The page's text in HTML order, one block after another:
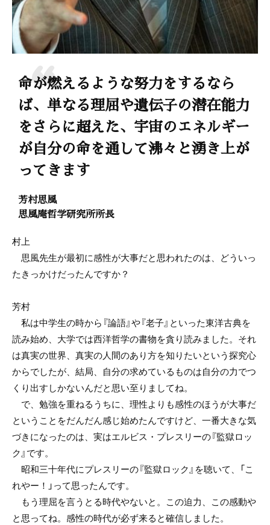
命が燃えるような努力をするなら
ば、単なる理屈や遺伝子の潜在能力
をさらに超えた、宇宙のエネルギー
が自分の命を通して沸々と湧き上が
ってきます
芳村思風
思風庵哲学研究所所長
村上
思風先生が最初に感性が大事だと思われたのは、どういっ
たきっかけだったんですか？
芳村
私は中学生の時から『論語』や『老子』といった東洋古典を
読み始め、大学では西洋哲学の書物を貪り読みました。それ
は真実の世界、真実の人間のあり方を知りたいという探究心
からでしたが、結局、自分の求めているものは自分の力でつ
くり出すしかないんだと思い至りましてね。
で、勉強を重ねるうちに、理性よりも感性のほうが大事だ
ということをだんだん感じ始めたんですけど、一番大きな気
づきになったのは、実はエルビス・プレスリーの『監獄ロッ
ク』です。
昭和三十年代にプレスリーの『監獄ロック』を聴いて、「こ
れやー！」って思ったんです。
もう理屈を言うとる時代やないと。この迫力、この感動や
と思ってね。感性の時代が必ず来ると確信しました。